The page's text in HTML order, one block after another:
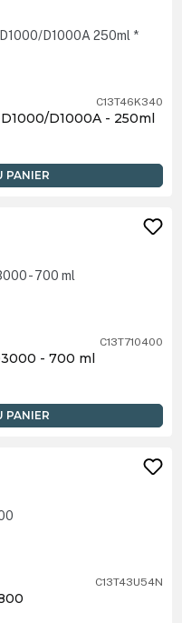
C13T46K340
D1000A - 250ml
PANIER
C13T710400
- 700 ml
PANIER
C13T43U54N